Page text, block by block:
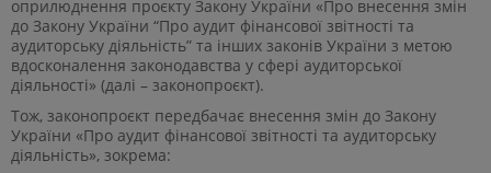
оприлюднення проєкту Закону України «Про внесення змін
до Закону України “Про аудит фінансової звітності та
аудиторську діяльність” та інших законів України з метою
вдосконалення законодавства у сфері аудиторської
діяльності» (далі – законопроєкт).
Тож, законопроєкт передбачає внесення змін до Закону
України «Про аудит фінансової звітності та аудиторську
діяльність», зокрема: